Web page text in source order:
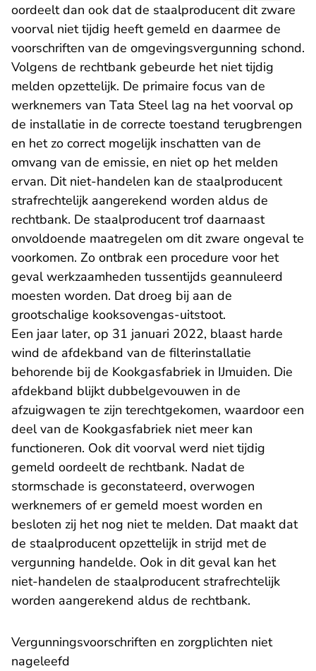
oordeelt dan ook dat de staalproducent dit zware
voorval niet tijdig heeft gemeld en daarmee de
voorschriften van de omgevingsvergunning schond.
Volgens de rechtbank gebeurde het niet tijdig
melden opzettelijk. De primaire focus van de
werknemers van Tata Steel lag na het voorval op
de installatie in de correcte toestand terugbrengen
en het zo correct mogelijk inschatten van de
omvang van de emissie, en niet op het melden
ervan. Dit niet-handelen kan de staalproducent
strafrechtelijk aangerekend worden aldus de
rechtbank. De staalproducent trof daarnaast
onvoldoende maatregelen om dit zware ongeval te
voorkomen. Zo ontbrak een procedure voor het
geval werkzaamheden tussentijds geannuleerd
moesten worden. Dat droeg bij aan de
grootschalige kooksovengas-uitstoot.
Een jaar later, op 31 januari 2022, blaast harde
wind de afdekband van de filterinstallatie
behorende bij de Kookgasfabriek in IJmuiden. Die
afdekband blijkt dubbelgevouwen in de
afzuigwagen te zijn terechtgekomen, waardoor een
deel van de Kookgasfabriek niet meer kan
functioneren. Ook dit voorval werd niet tijdig
gemeld oordeelt de rechtbank. Nadat de
stormschade is geconstateerd, overwogen
werknemers of er gemeld moest worden en
besloten zij het nog niet te melden. Dat maakt dat
de staalproducent opzettelijk in strijd met de
vergunning handelde. Ook in dit geval kan het
niet-handelen de staalproducent strafrechtelijk
worden aangerekend aldus de rechtbank.
Vergunningsvoorschriften en zorgplichten niet
nageleefd